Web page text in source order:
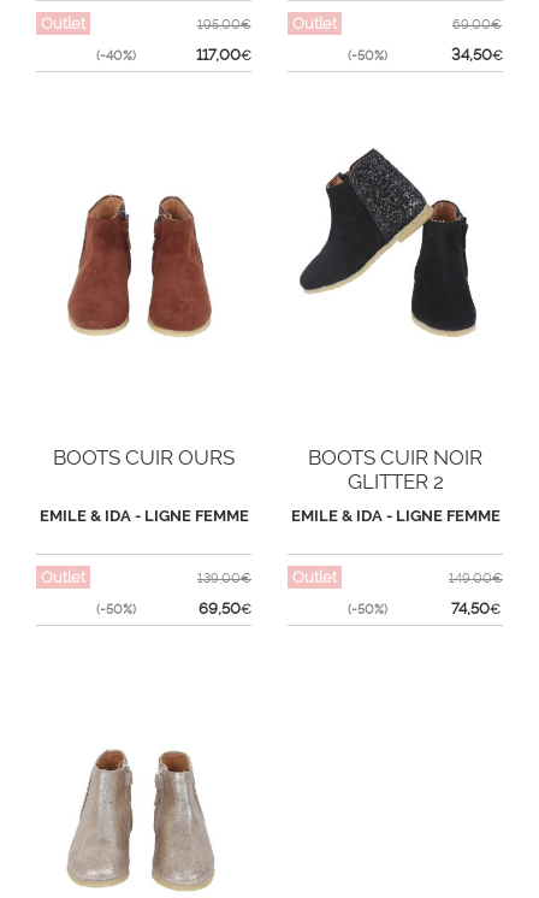
Outlet
(-40%)
195,00€
117,00€
Outlet
(-50%)
69,00€
34,50€
BOOTS CUIR OURS
EMILE & IDA - LIGNE FEMME
Outlet
(-50%)
139,00€
69,50€
BOOTS CUIR NOIR
GLITTER 2
EMILE & IDA - LIGNE FEMME
Outlet
(-50%)
149,00€
74,50€